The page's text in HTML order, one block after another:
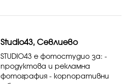
Studio43, Севлиево
STUDIO43 e фотостудио за: -
продуктова и рекламна
фотография - корпоративни